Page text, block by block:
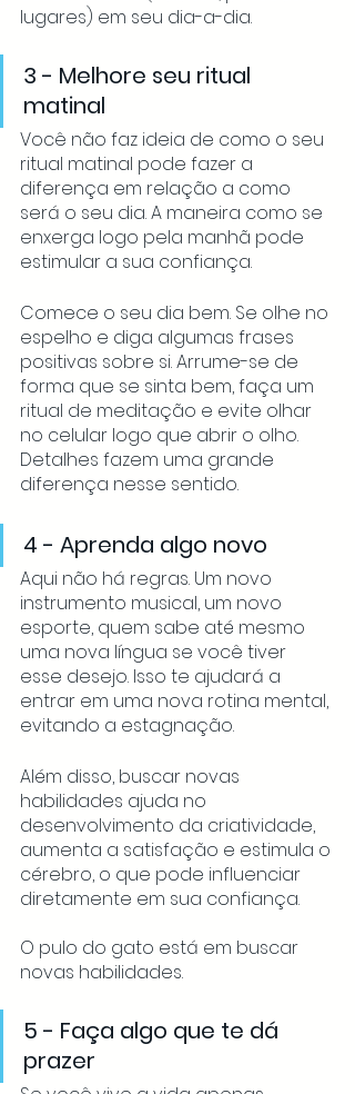
lugares) em seu dia-a-dia.
3 - Melhore seu ritual
matinal
Você não faz ideia de como o seu
ritual matinal pode fazer a
diferença em relação a como
será o seu dia. A maneira como se
enxerga logo pela manhã pode
estimular a sua confiança.
Comece o seu dia bem. Se olhe no
espelho e diga algumas frases
positivas sobre si. Arrume-se de
forma que se sinta bem, faça um
ritual de meditação e evite olhar
no celular logo que abrir o olho.
Detalhes fazem uma grande
diferença nesse sentido.
4 - Aprenda algo novo
Aqui não há regras. Um novo
instrumento musical, um novo
esporte, quem sabe até mesmo
uma nova língua se você tiver
esse desejo. Isso te ajudará a
entrar em uma nova rotina mental,
evitando a estagnação.
Além disso, buscar novas
habilidades ajuda no
desenvolvimento da criatividade,
aumenta a satisfação e estimula o
cérebro, o que pode influenciar
diretamente em sua confiança.
O pulo do gato está em buscar
novas habilidades.
5 - Faça algo que te dá
prazer